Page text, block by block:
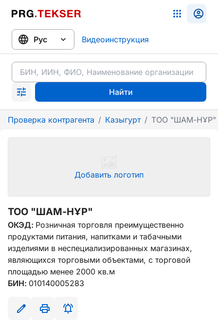
Видеоинструкция
Найти
Проверка контрагента / Казыгурт / ТОО "ШАМ-НҰР"
Добавить логотип
ТОО "ШАМ-НҰР"
ОКЭД: Розничная торговля преимущественно
продуктами питания, напитками и табачными
изделиями в неспециализированных магазинах,
являющихся торговыми объектами, с торговой
площадью менее 2000 кв.м
БИН: 010140005283